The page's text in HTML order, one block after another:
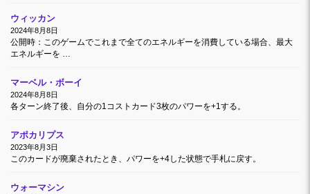
ウィッカン
2024年8月8日
公開時：このゲームでこれまで全てのエネルギーを消費している場合、最大
エネルギーを …
マーベル・ボーイ
2024年8月8日
各ターン終了後、自分の1コストカード3枚のパワーを+1する。
アポカリプス
2023年8月3日
このカードが廃棄されたとき、パワーを+4した状態で手札に戻す。
ウォーマシン